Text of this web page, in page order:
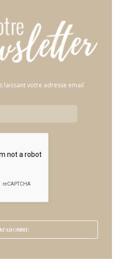
laissant votre adresse email